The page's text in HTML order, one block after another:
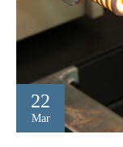
22
Mar